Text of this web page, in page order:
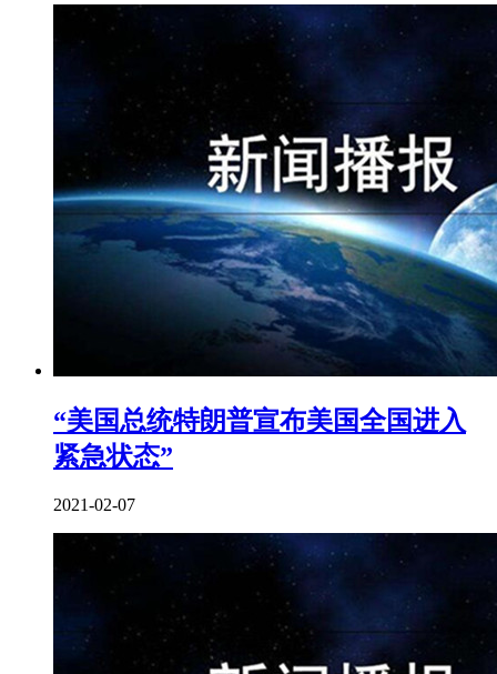
“美国总统特朗普宣布美国全国进入
紧急状态”
2021-02-07